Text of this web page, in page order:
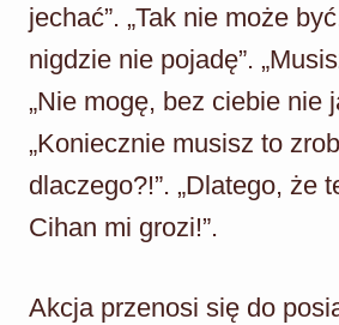
jechać”. „Tak nie może
nigdzie nie pojadę”.
„Nie mogę, bez ciebie nie
„Koniecznie musisz to
dlaczego?!”. „Dlatego, że
Cihan mi grozi!”.
Akcja przenosi się do